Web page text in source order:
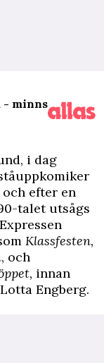
- minns
i dag
och efter en
talet utsågs
Klassfesten,
, och
innan
Engberg.